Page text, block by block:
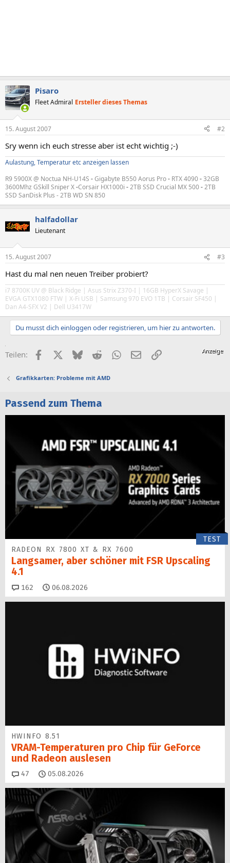
Pisaro
Fleet Admiral Ersteller dieses Themas
15. August 2007 #2
Sry wenn ich euch stresse aber ist echt wichtig ;-)
Aulastung, Temperatur etc anzeigen lassen
R9 5900X @ Noctua NH-U14S -Gigabyte B550 Aorus Pro- RTX 4090-32GB
3600Mhz GSkill Sniper X-Corsair HX1000i -2TB SSD Crucial MX 500-2TB
SSD SanDisk Plus - 2TB WD SN 850
halfadollar
Lieutenant
15. August 2007 #3
Hast du mal nen neuen Treiber probiert?
i7 8700K UV @ Black Ridge | Asus Strix Z370-I | 16GB HyperX Savage |
EVGA GTX1080 FTW | X-Fi USB | Samsung 970 EVO 1TB | Corsair SF450 |
Dan A4-SFX V2 | Dell U3417W
Du musst dich einloggen oder registrieren, um hier zu antworten.
Teilen: FacebookX (Twitter)
BlueskyRedditWhatsApp
E-MailLink
Grafikkarten: Probleme mit AMD
Passend zum Thema
TEST
RADEON RX 7800 XT & RX 7600
Langsamer, aber schöner mit FSR Upscaling
4.1
162 Kommentare
06.08.2026
HWINFO 8.51
VRAM-Temperaturen pro Chip für GeForce
und Radeon auslesen
47 Kommentare
05.08.2026